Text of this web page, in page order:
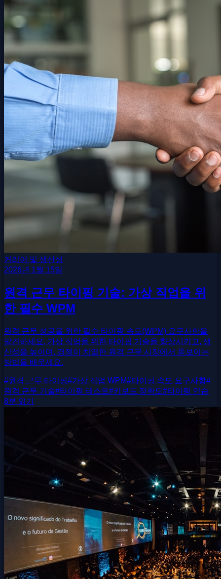
커리어 및 생산성
2026년 1월 15일
원격 근무 타이핑 기술: 가상 직업을 위
한 필수 WPM
원격 근무 성공을 위한 필수 타이핑 속도(WPM) 요구사항을
발견하세요. 가상 직업을 위한 타이핑 기술을 향상시키고, 생
산성을 높이며, 경쟁이 치열한 원격 근무 시장에서 돋보이는
방법을 배우세요.
#원격 근무 타이핑#가상 직업 WPM#타이핑 속도 요구사항#
원격 근무 기술#타이핑 테스트#키보드 정확도#타이핑 연습
8분 읽기